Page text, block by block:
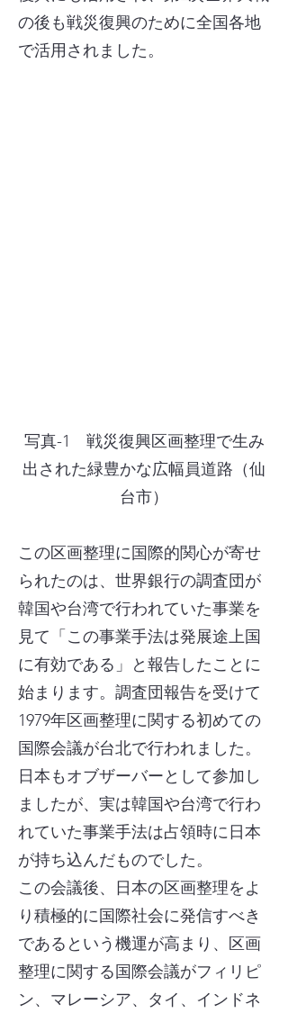
の後も戦災復興のために全国各地
で活用されました。
写真-1 戦災復興区画整理で生み
出された緑豊かな広幅員道路（仙
台市）
この区画整理に国際的関心が寄せ
られたのは、世界銀行の調査団が
韓国や台湾で行われていた事業を
見て「この事業手法は発展途上国
に有効である」と報告したことに
始まります。調査団報告を受けて
1979年区画整理に関する初めての
国際会議が台北で行われました。
日本もオブザーバーとして参加し
ましたが、実は韓国や台湾で行わ
れていた事業手法は占領時に日本
が持ち込んだものでした。
この会議後、日本の区画整理をよ
り積極的に国際社会に発信すべき
であるという機運が高まり、区画
整理に関する国際会議がフィリピ
ン、マレーシア、タイ、インドネ